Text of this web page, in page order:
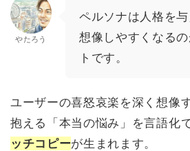
やたろう
ペルソナは人格を
想像しやすくなる
トです。
ユーザーの喜怒哀楽を深く想像
抱える「本当の悩み」を言語化
ッチコピーが生まれます。